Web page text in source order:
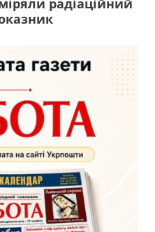
радіаційний